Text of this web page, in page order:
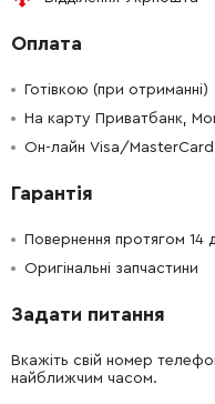
2609199894
1609280820 165.98
Оплата
Готівкою (при отриманні)
На карту Приватбанк,
Он-лайн Visa/MasterCard
Гарантія
Повернення протягом 14
Оригінальні запчастини
Задати питання
Вкажіть свій номер
найближчим часом.